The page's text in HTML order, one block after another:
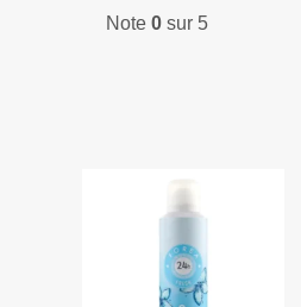
Note 0sur 5